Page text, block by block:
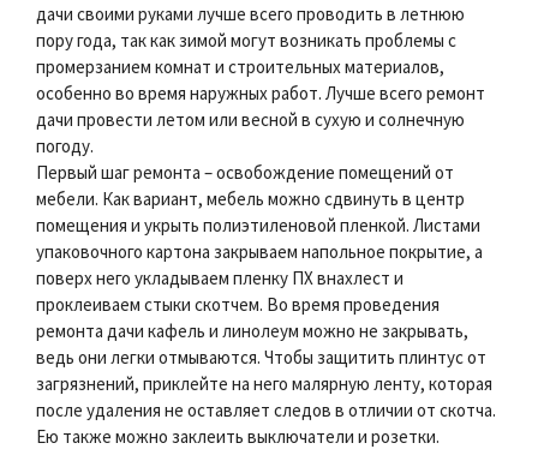
дачи своими руками лучше всего проводить в летнюю
пору года, так как зимой могут возникать проблемы с
промерзанием комнат и строительных материалов,
особенно во время наружных работ. Лучше всего ремонт
дачи провести летом или весной в сухую и солнечную
погоду.
Первый шаг ремонта – освобождение помещений от
мебели. Как вариант, мебель можно сдвинуть в центр
помещения и укрыть полиэтиленовой пленкой. Листами
упаковочного картона закрываем напольное покрытие, а
поверх него укладываем пленку ПХ внахлест и
проклеиваем стыки скотчем. Во время проведения
ремонта дачи кафель и линолеум можно не закрывать,
ведь они легки отмываются. Чтобы защитить плинтус от
загрязнений, приклейте на него малярную ленту, которая
после удаления не оставляет следов в отличии от скотча.
Ею также можно заклеить выключатели и розетки.